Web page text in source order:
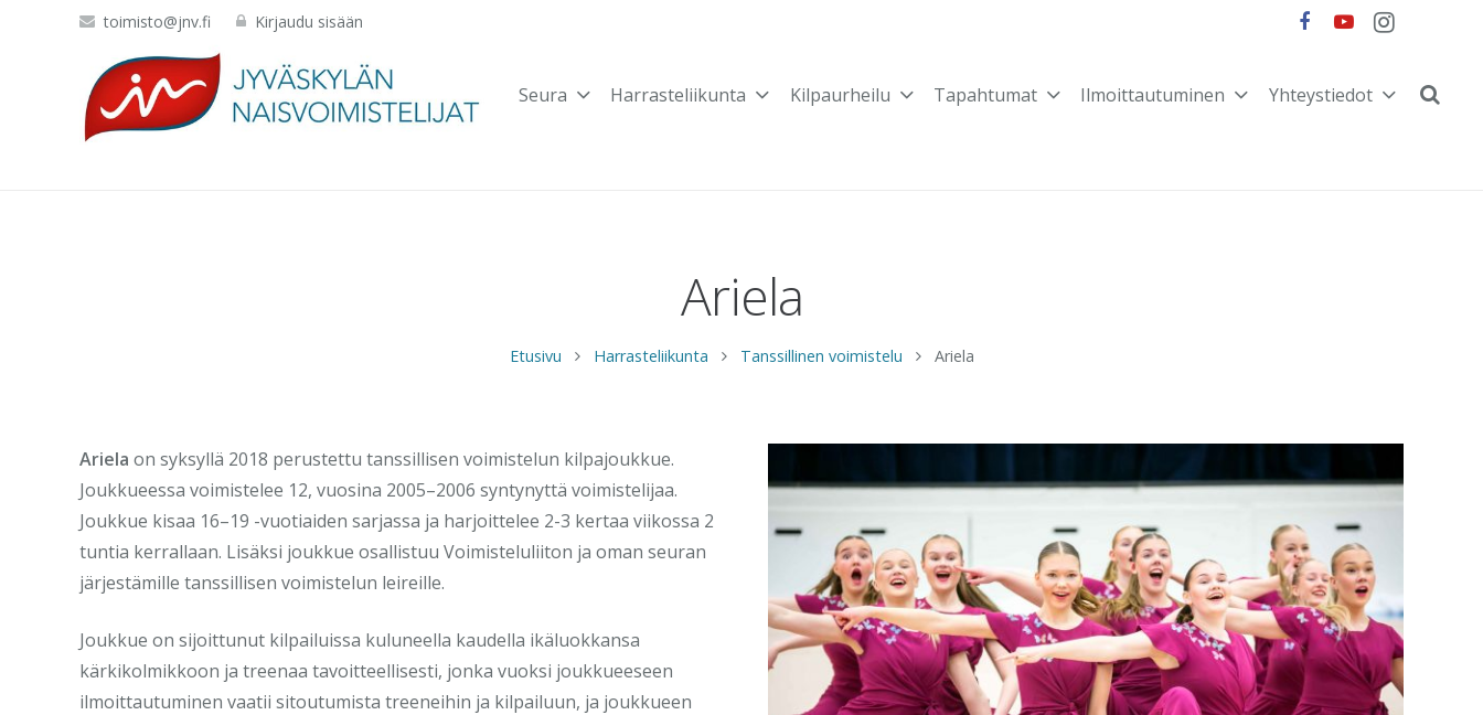
toimisto@jnv.fi Kirjaudu sisään
Seura Harrasteliikunta Kilpaurheilu Tapahtumat Ilmoittautuminen Yhteystiedot
Ariela
Etusivu Harrasteliikunta Tanssillinen voimistelu Ariela
Ariela on syksyllä 2018 perustettu tanssillisen voimistelun kilpajoukkue.
Joukkueessa voimistelee 12, vuosina 2005–2006 syntynyttä voimistelijaa.
Joukkue kisaa 16–19 -vuotiaiden sarjassa ja harjoittelee 2-3 kertaa viikossa 2
tuntia kerrallaan. Lisäksi joukkue osallistuu Voimisteluliiton ja oman seuran
järjestämille tanssillisen voimistelun leireille.
Joukkue on sijoittunut kilpailuissa kuluneella kaudella ikäluokkansa
kärkikolmikkoon ja treenaa tavoitteellisesti, jonka vuoksi joukkueeseen
ilmoittautuminen vaatii sitoutumista treeneihin ja kilpailuun, ja joukkueen